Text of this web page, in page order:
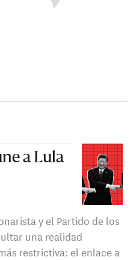
a Lula
y el Partido de los
una realidad
restrictiva: el enlace a